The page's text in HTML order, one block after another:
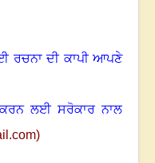
ਰਚਨਾ ਦੀ ਕਾਪੀ ਆਪਣੇ
ਲਈ ਸਰੋਕਾਰ ਨਾਲ
om)